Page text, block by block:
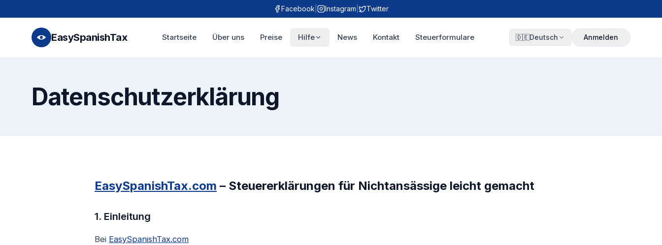
Facebook Instagram Twitter
EasySpanishTax Startseite Über uns Preise Hilfe News Kontakt Steuerformulare 🇩🇪Deutsch Anmelden
Datenschutzerklärung
EasySpanishTax.com – Steuererklärungen für Nichtansässige leicht gemacht
1. Einleitung
Bei EasySpanishTax.com